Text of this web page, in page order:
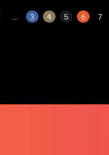
... 3 4 5 6 7